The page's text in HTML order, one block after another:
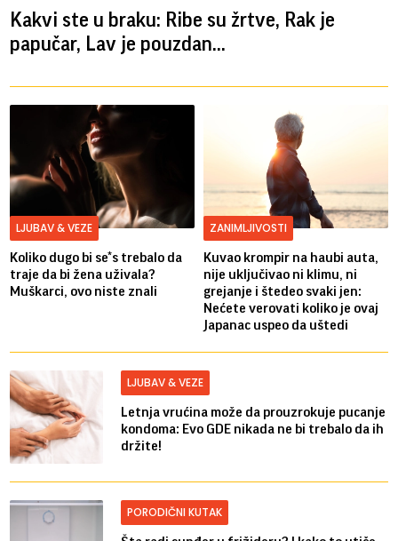
Kakvi ste u braku: Ribe su žrtve, Rak je
papučar, Lav je pouzdan...
LJUBAV & VEZE
Koliko dugo bi se*s trebalo da
traje da bi žena uživala?
Muškarci, ovo niste znali
ZANIMLJIVOSTI
Kuvao krompir na haubi auta,
nije uključivao ni klimu, ni
grejanje i štedeo svaki jen:
Nećete verovati koliko je ovaj
Japanac uspeo da uštedi
LJUBAV & VEZE
Letnja vrućina može da prouzrokuje pucanje
kondoma: Evo GDE nikada ne bi trebalo da ih
držite!
PORODIČNI KUTAK